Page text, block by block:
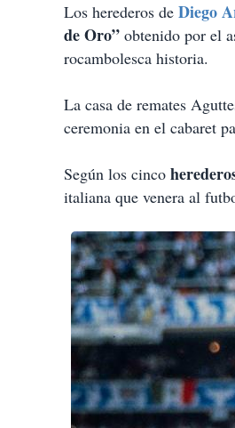
Los herederos de Diego
de Oro” obtenido por el
rocambolesca historia.
La casa de remates
ceremonia en el cabaret
Según los cinco
italiana que venera al